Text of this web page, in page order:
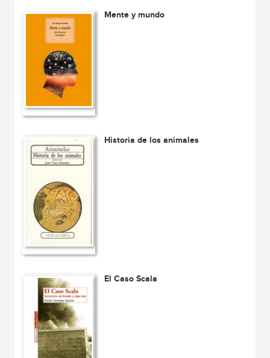
Mente y mundo
Historia de los animales
El Caso Scala